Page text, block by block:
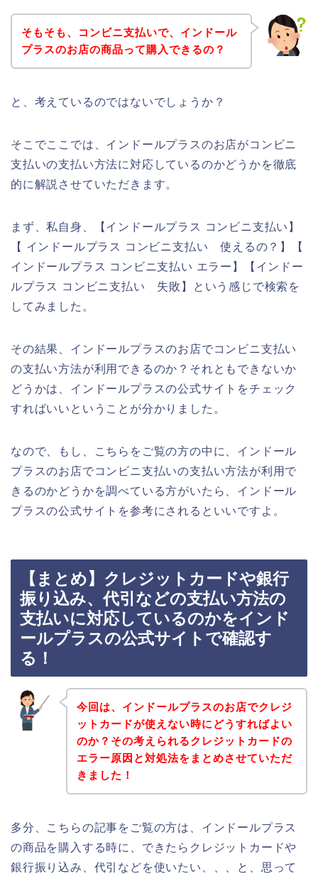
そもそも、コンビニ支払いで、インドール
プラスのお店の商品って購入できるの？
と、考えているのではないでしょうか？
そこでここでは、インドールプラスのお店がコンビニ
支払いの支払い方法に対応しているのかどうかを徹底
的に解説させていただきます。
まず、私自身、【インドールプラス コンビニ支払い】
【 インドールプラス コンビニ支払い 使えるの？】【
インドールプラス コンビニ支払い エラー】【インドー
ルプラス コンビニ支払い 失敗】という感じで検索を
してみました。
その結果、インドールプラスのお店でコンビニ支払い
の支払い方法が利用できるのか？それともできないか
どうかは、インドールプラスの公式サイトをチェック
すればいいということが分かりました。
なので、もし、こちらをご覧の方の中に、インドール
プラスのお店でコンビニ支払いの支払い方法が利用で
きるのかどうかを調べている方がいたら、インドール
プラスの公式サイトを参考にされるといいですよ。
【まとめ】クレジットカードや銀行
振り込み、代引などの支払い方法の
支払いに対応しているのかをインド
ールプラスの公式サイトで確認す
る！
今回は、インドールプラスのお店でクレジ
ットカードが使えない時にどうすればよい
のか？その考えられるクレジットカードの
エラー原因と対処法をまとめさせていただ
きました！
多分、こちらの記事をご覧の方は、インドールプラス
の商品を購入する時に、できたらクレジットカードや
銀行振り込み、代引などを使いたい、、、と、思って